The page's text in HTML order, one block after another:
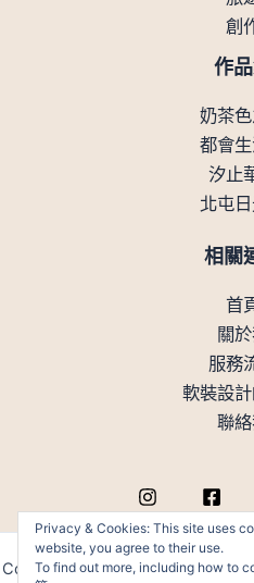
創
作
奶茶
都會
汐止
北屯
相關
首
關
服務
軟裝設
聯
Copyright © 上方工作室有限公
Privacy & Cookies: This site uses
website, you agree to their use.
To find out more, including how to